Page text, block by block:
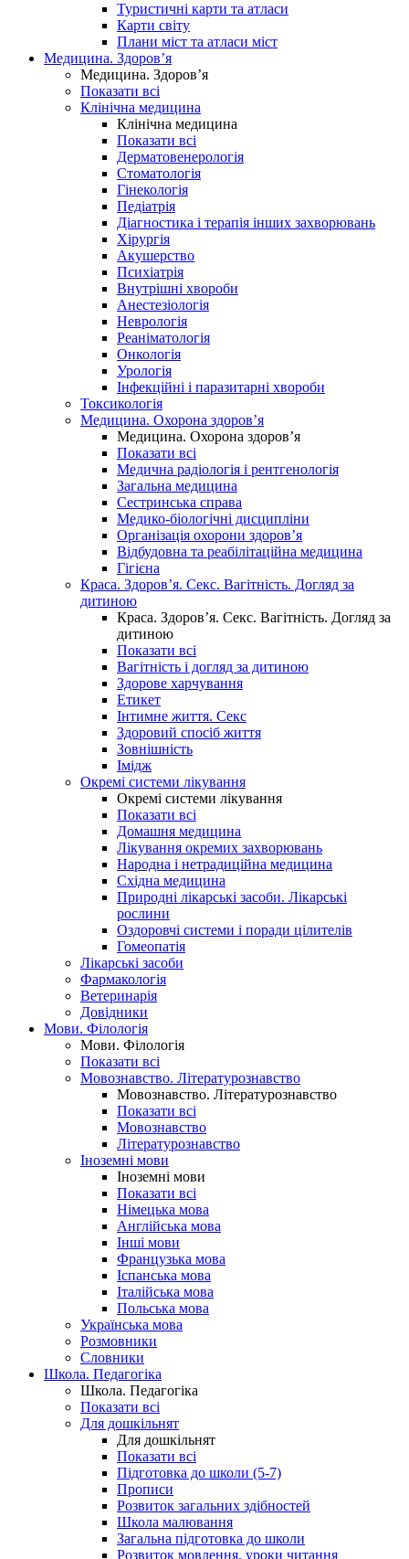
Туристичні карти та атласи
Карти світу
Плани міст та атласи міст
Медицина. Здоров’я
Медицина. Здоров’я
Показати всі
Клінічна медицина
Клінічна медицина
Показати всі
Дерматовенерологія
Стоматологія
Гінекологія
Педіатрія
Діагностика і терапія інших захворювань
Хірургія
Акушерство
Психіатрія
Внутрішні хвороби
Анестезіологія
Неврологія
Реаніматологія
Онкологія
Урологія
Інфекційні і паразитарні хвороби
Токсикологія
Медицина. Охорона здоров’я
Медицина. Охорона здоров’я
Показати всі
Медична радіологія і рентгенологія
Загальна медицина
Сестринська справа
Медико-біологічні дисципліни
Організація охорони здоров’я
Відбудовна та реабілітаційна медицина
Гігієна
Краса. Здоров’я. Секс. Вагітність. Догляд за
дитиною
Краса. Здоров’я. Секс. Вагітність. Догляд за
дитиною
Показати всі
Вагітність і догляд за дитиною
Здорове харчування
Етикет
Інтимне життя. Секс
Здоровий спосіб життя
Зовнішність
Імідж
Окремі системи лікування
Окремі системи лікування
Показати всі
Домашня медицина
Лікування окремих захворювань
Народна і нетрадиційна медицина
Східна медицина
Природні лікарські засоби. Лікарські
рослини
Оздоровчі системи і поради цілителів
Гомеопатія
Лікарські засоби
Фармакологія
Ветеринарія
Довідники
Мови. Філологія
Мови. Філологія
Показати всі
Мовознавство. Літературознавство
Мовознавство. Літературознавство
Показати всі
Мовознавство
Літературознавство
Іноземні мови
Іноземні мови
Показати всі
Німецька мова
Англійська мова
Інші мови
Французька мова
Іспанська мова
Італійська мова
Польська мова
Українська мова
Розмовники
Словники
Школа. Педагогіка
Школа. Педагогіка
Показати всі
Для дошкільнят
Для дошкільнят
Показати всі
Підготовка до школи (5-7)
Прописи
Розвиток загальних здібностей
Школа малювання
Загальна підготовка до школи
Розвиток мовлення, уроки читання